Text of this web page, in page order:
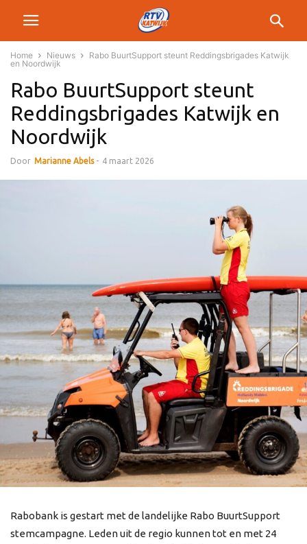
Home Nieuws
Rabo BuurtSupport steunt Reddingsbrigades Katwijk
en Noordwijk
Rabo BuurtSupport steunt
Reddingsbrigades Katwijk en
Noordwijk
Door Marianne Abels - 4 maart 2026
Rabobank is gestart met de landelijke Rabo BuurtSupport
stemcampagne. Leden uit de regio kunnen tot en met 24